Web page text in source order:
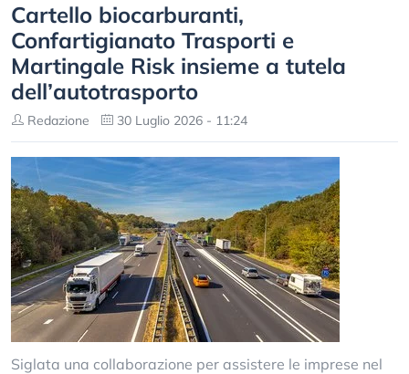
Cartello biocarburanti,
Confartigianato Trasporti e
Martingale Risk insieme a tutela
dell’autotrasporto
Redazione 30 Luglio 2026 - 11:24
Siglata una collaborazione per assistere le imprese nel